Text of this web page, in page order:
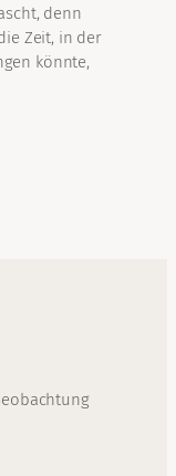
denn
Zeit, in der
könnte,